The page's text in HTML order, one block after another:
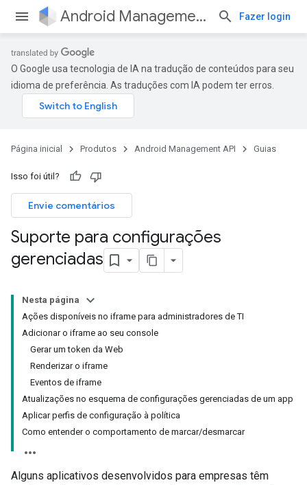
Android Management API Fazer login
O Google usa tecnologia de IA na tradução de conteúdos para seu
idioma de preferência. As traduções com IA podem ter erros.
Página inicial Produtos Android Management API Guias
Isso foi útil?
Envie comentários
Suporte para configurações
gerenciadas
Nesta página
Ações disponíveis no iframe para administradores de TI
Adicionar o iframe ao seu console
Gerar um token da Web
Renderizar o iframe
Eventos de iframe
Atualizações no esquema de configurações gerenciadas de um app
Aplicar perfis de configuração à política
Como entender o comportamento de marcar/desmarcar
Alguns aplicativos desenvolvidos para empresas têm